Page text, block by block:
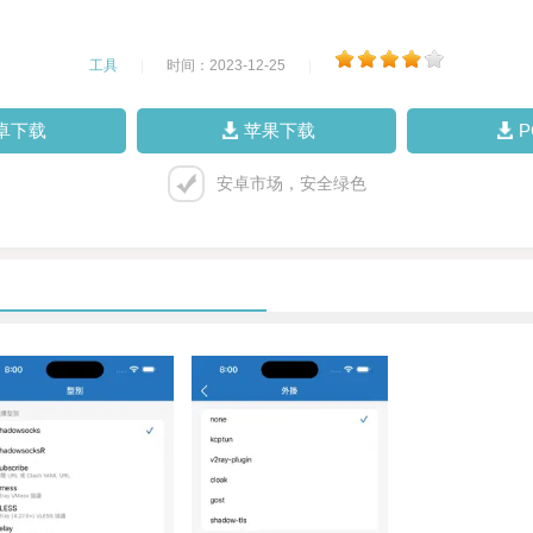
工具 时间：2023-12-25
下载 苹果下载
安卓市场，安全绿色